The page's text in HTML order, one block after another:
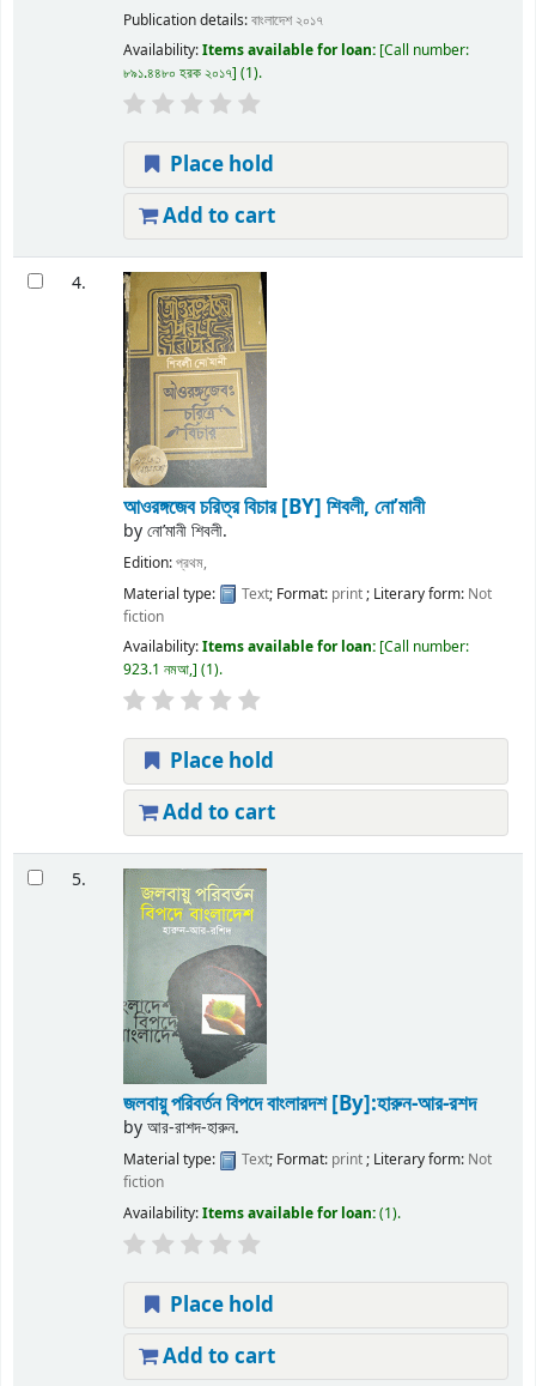
Publication details:বাংলাদেশ ২০১৭
Availability:Items available for loan: Call number:
৮৯১.৪৪৮০ হরক ২০১৭ (1).
Place hold
Add to cart
4.
আওরঙ্গজেব চরিত্র বিচার[BY] শিবলী, নো’মানী
byনো’মানী শিবলী.
Edition:প্রথম,
Material type:
Text; Format: print; Literary form: Not
fiction
Availability:Items available for loan: Call number:
923.1 নমআ, (1).
Place hold
Add to cart
5.
জলবায়ু পরিবর্তন বিপদে বাংলারদশ[By]:হারুন-আর-রশদ
byআর-রাশদ-হারুন.
Material type: Text; Format: print; Literary form: Not
fiction
Availability:Items available for loan:(1).
Place hold
Add to cart